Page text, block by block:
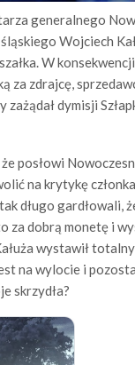
generalnego
Wojciech
W
za zdrajcę,
dymisji
posłowi
na krytykę
długo gardłowali,
za dobrą monetę i
wystawił
na wylocie i
skrzydła?